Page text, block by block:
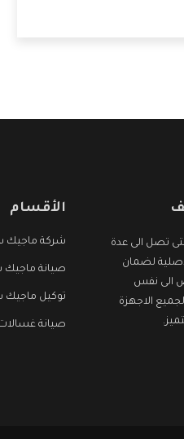
التى تنفرد الشركة بها
تصل الى عدة
لضمان
الى نفس
الاجهزة
الأقسام
شركة ماجيك
صيانة ماجيك
توكيل
صيانة